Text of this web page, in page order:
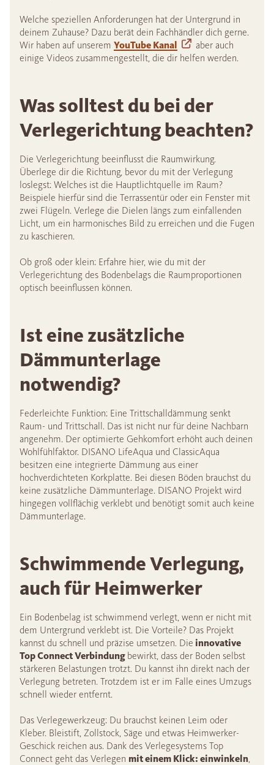
Welche speziellen Anforderungen hat der Untergrund in
deinem Zuhause? Dazu berät dein Fachhändler dich gerne.
Wir haben auf unserem YouTube Kanal
aber auch
einige Videos zusammengestellt, die dir helfen werden.
Was solltest du bei der
Verlegerichtung beachten?
Die Verlegerichtung beeinflusst die Raumwirkung.
Überlege dir die Richtung, bevor du mit der Verlegung
loslegst: Welches ist die Hauptlichtquelle im Raum?
Beispiele hierfür sind die Terrassentür oder ein Fenster mit
zwei Flügeln. Verlege die Dielen längs zum einfallenden
Licht, um ein harmonisches Bild zu erreichen und die Fugen
zu kaschieren.
Ob groß oder klein: Erfahre hier, wie du mit der
Verlegerichtung des Bodenbelags die Raumproportionen
optisch beeinflussen können.
Ist eine zusätzliche
Dämmunterlage
notwendig?
Federleichte Funktion: Eine Trittschalldämmung senkt
Raum- und Trittschall. Das ist nicht nur für deine Nachbarn
angenehm. Der optimierte Gehkomfort erhöht auch deinen
Wohlfühlfaktor. DISANO LifeAqua und ClassicAqua
besitzen eine integrierte Dämmung aus einer
hochverdichteten Korkplatte. Bei diesen Böden brauchst du
keine zusätzliche Dämmunterlage. DISANO Projekt wird
hingegen vollflächig verklebt und benötigt somit auch keine
Dämmunterlage.
Schwimmende Verlegung,
auch für Heimwerker
Ein Bodenbelag ist schwimmend verlegt, wenn er nicht mit
dem Untergrund verklebt ist. Die Vorteile? Das Projekt
kannst du schnell und präzise umsetzen. Die innovative
Top Connect Verbindung bewirkt, dass der Boden selbst
stärkeren Belastungen trotzt. Du kannst ihn direkt nach der
Verlegung betreten. Trotzdem ist er im Falle eines Umzugs
schnell wieder entfernt.
Das Verlegewerkzeug: Du brauchst keinen Leim oder
Kleber. Bleistift, Zollstock, Säge und etwas Heimwerker-
Geschick reichen aus. Dank des Verlegesystems Top
Connect geht das Verlegen mit einem Klick: einwinkeln,